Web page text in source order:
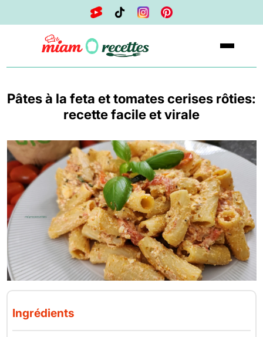
Pâtes à la feta et tomates cerises rôties:
recette facile et virale
Ingrédients